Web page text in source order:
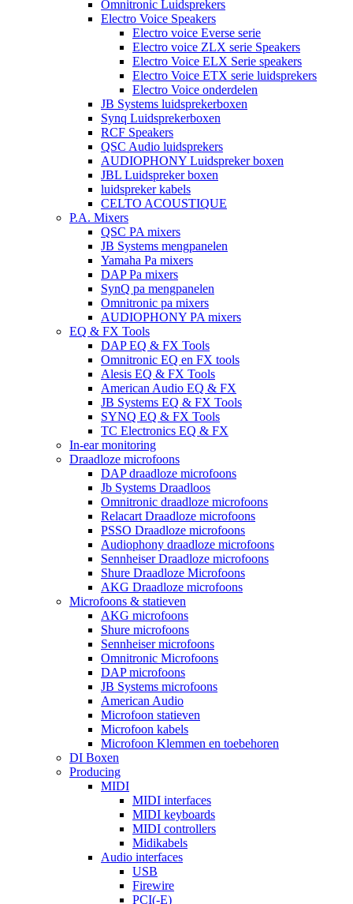
Omnitronic Luidsprekers
Electro Voice Speakers
Electro voice Everse serie
Electro voice ZLX serie Speakers
Electro Voice ELX Serie speakers
Electro Voice ETX serie luidsprekers
Electro Voice onderdelen
JB Systems luidsprekerboxen
Synq Luidsprekerboxen
RCF Speakers
QSC Audio luidsprekers
AUDIOPHONY Luidspreker boxen
JBL Luidspreker boxen
luidspreker kabels
CELTO ACOUSTIQUE
P.A. Mixers
QSC PA mixers
JB Systems mengpanelen
Yamaha Pa mixers
DAP Pa mixers
SynQ pa mengpanelen
Omnitronic pa mixers
AUDIOPHONY PA mixers
EQ & FX Tools
DAP EQ & FX Tools
Omnitronic EQ en FX tools
Alesis EQ & FX Tools
American Audio EQ & FX
JB Systems EQ & FX Tools
SYNQ EQ & FX Tools
TC Electronics EQ & FX
In-ear monitoring
Draadloze microfoons
DAP draadloze microfoons
Jb Systems Draadloos
Omnitronic draadloze microfoons
Relacart Draadloze microfoons
PSSO Draadloze microfoons
Audiophony draadloze microfoons
Sennheiser Draadloze microfoons
Shure Draadloze Microfoons
AKG Draadloze microfoons
Microfoons & statieven
AKG microfoons
Shure microfoons
Sennheiser microfoons
Omnitronic Microfoons
DAP microfoons
JB Systems microfoons
American Audio
Microfoon statieven
Microfoon kabels
Microfoon Klemmen en toebehoren
DI Boxen
Producing
MIDI
MIDI interfaces
MIDI keyboards
MIDI controllers
Midikabels
Audio interfaces
USB
Firewire
PCI(-E)